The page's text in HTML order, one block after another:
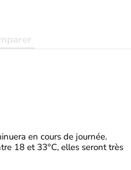
en cours de journée.
18 et 33°C, elles seront très